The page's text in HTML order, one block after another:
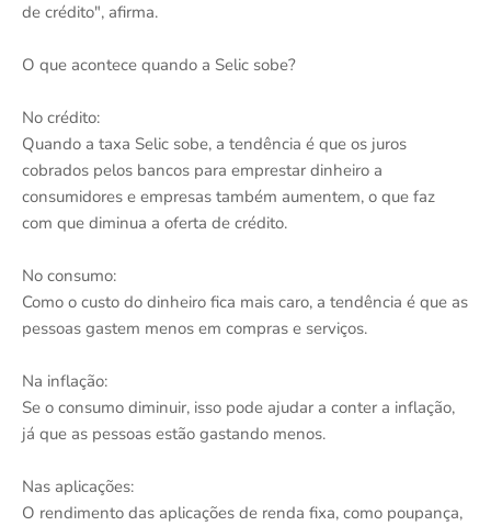
de crédito", afirma.
O que acontece quando a Selic sobe?
No crédito:
Quando a taxa Selic sobe, a tendência é que os juros
cobrados pelos bancos para emprestar dinheiro a
consumidores e empresas também aumentem, o que faz
com que diminua a oferta de crédito.
No consumo:
Como o custo do dinheiro fica mais caro, a tendência é que as
pessoas gastem menos em compras e serviços.
Na inflação:
Se o consumo diminuir, isso pode ajudar a conter a inflação,
já que as pessoas estão gastando menos.
Nas aplicações:
O rendimento das aplicações de renda fixa, como poupança,